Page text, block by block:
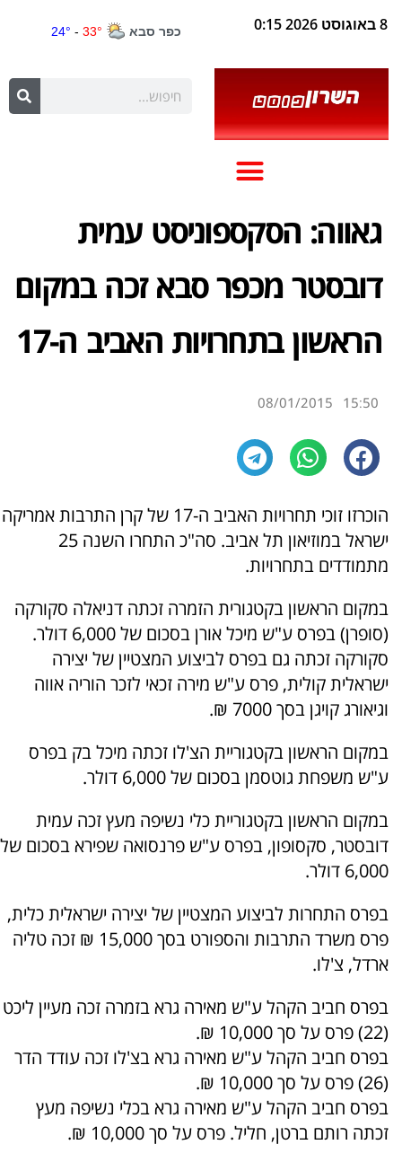
8 באוגוסט 2026 0:15
גאווה: הסקספוניסט עמית
דובסטר מכפר סבא זכה במקום
הראשון בתחרויות האביב ה-17
15:50
08/01/2015
הוכרזו זוכי תחרויות האביב ה-17 של קרן התרבות אמריקה
ישראל במוזיאון תל אביב. סה"כ התחרו השנה 25
מתמודדים בתחרויות.
במקום הראשון בקטגורית הזמרה זכתה דניאלה סקורקה
(סופרן) בפרס ע"ש מיכל אורן בסכום של 6,000 דולר.
סקורקה זכתה גם בפרס לביצוע המצטיין של יצירה
ישראלית קולית, פרס ע"ש מירה זכאי לזכר הוריה אווה
וגיאורג קויגן בסך 7000 ₪.
במקום הראשון בקטגוריית הצ'לו זכתה מיכל בק בפרס
ע"ש משפחת גוטסמן בסכום של 6,000 דולר.
במקום הראשון בקטגוריית כלי נשיפה מעץ זכה עמית
דובסטר, סקסופון, בפרס ע"ש פרנסואה שפירא בסכום של
6,000 דולר.
בפרס התחרות לביצוע המצטיין של יצירה ישראלית כלית,
פרס משרד התרבות והספורט בסך 15,000 ₪ זכה טליה
ארדל, צ'לו.
בפרס חביב הקהל ע"ש מאירה גרא בזמרה זכה מעיין ליכט
(22) פרס על סך 10,000 ₪.
בפרס חביב הקהל ע"ש מאירה גרא בצ'לו זכה עודד הדר
(26) פרס על סך 10,000 ₪.
בפרס חביב הקהל ע"ש מאירה גרא בכלי נשיפה מעץ
זכתה רותם ברטן, חליל. פרס על סך 10,000 ₪.